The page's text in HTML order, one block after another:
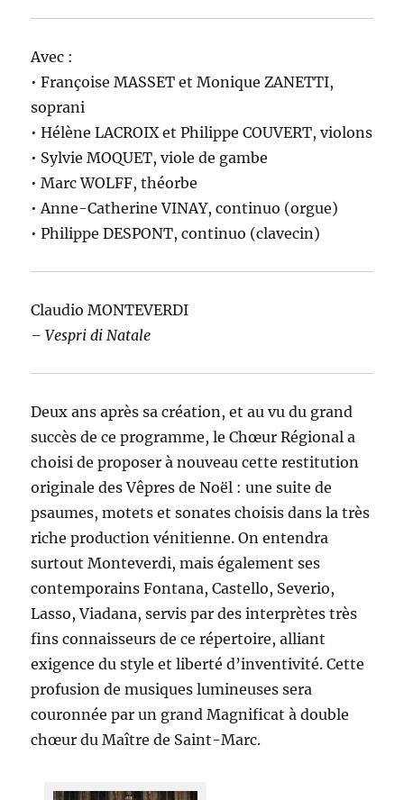
Avec :
• Françoise MASSET et Monique ZANETTI,
soprani
• Hélène LACROIX et Philippe COUVERT, violons
• Sylvie MOQUET, viole de gambe
• Marc WOLFF, théorbe
• Anne-Catherine VINAY, continuo (orgue)
• Philippe DESPONT, continuo (clavecin)
Claudio MONTEVERDI
– Vespri di Natale
Deux ans après sa création, et au vu du grand
succès de ce programme, le Chœur Régional a
choisi de proposer à nouveau cette restitution
originale des Vêpres de Noël : une suite de
psaumes, motets et sonates choisis dans la très
riche production vénitienne. On entendra
surtout Monteverdi, mais également ses
contemporains Fontana, Castello, Severio,
Lasso, Viadana, servis par des interprètes très
fins connaisseurs de ce répertoire, alliant
exigence du style et liberté d’inventivité. Cette
profusion de musiques lumineuses sera
couronnée par un grand Magnificat à double
chœur du Maître de Saint-Marc.